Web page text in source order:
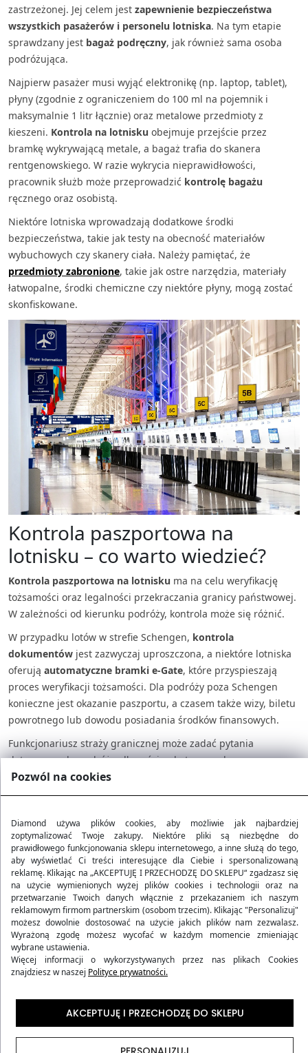
zastrzeżonej. Jej celem jest zapewnienie bezpieczeństwa
wszystkich pasażerów i personelu lotniska. Na tym etapie
sprawdzany jest bagaż podręczny, jak również sama osoba
podróżująca.
Najpierw pasażer musi wyjąć elektronikę (np. laptop, tablet),
płyny (zgodnie z ograniczeniem do 100 ml na pojemnik i
maksymalnie 1 litr łącznie) oraz metalowe przedmioty z
kieszeni. Kontrola na lotnisku obejmuje przejście przez
bramkę wykrywającą metale, a bagaż trafia do skanera
rentgenowskiego. W razie wykrycia nieprawidłowości,
pracownik służb może przeprowadzić kontrolę bagażu
ręcznego oraz osobistą.
Niektóre lotniska wprowadzają dodatkowe środki
bezpieczeństwa, takie jak testy na obecność materiałów
wybuchowych czy skanery ciała. Należy pamiętać, że
przedmioty zabronione, takie jak ostre narzędzia, materiały
łatwopalne, środki chemiczne czy niektóre płyny, mogą zostać
skonfiskowane.
Kontrola paszportowa na
lotnisku – co warto wiedzieć?
Kontrola paszportowa na lotnisku ma na celu weryfikację
tożsamości oraz legalności przekraczania granicy państwowej.
W zależności od kierunku podróży, kontrola może się różnić.
W przypadku lotów w strefie Schengen, kontrola
dokumentów jest zazwyczaj uproszczona, a niektóre lotniska
oferują automatyczne bramki e-Gate, które przyspieszają
proces weryfikacji tożsamości. Dla podróży poza Schengen
konieczne jest okazanie paszportu, a czasem także wizy, biletu
powrotnego lub dowodu posiadania środków finansowych.
Funkcjonariusz straży granicznej może zadać pytania
dotyczące celu podróży, długości pobytu czy adresu
zakwaterowania. W niektórych przypadkach możliwa jest także
dodatkowa weryfikacja dokumentów, zwłaszcza jeśli pojawią
Ciekawostka ze świata:
W Izraelu, na lotnisku Ben Guriona w Tel Awiwie,
obowiązują jedne znajbardziej rygorystycznych i
zaawansowanych procedur kontroli bezpieczeństwa na
świecie.Pasażerowie przechodzą nie tylko przez
klasyczne skanery, ale są także poddawani
dokładnych wywiadach z przeszkolonymi pracownikami
ochrony. Ciekawostką jest to, że system selekcji
głównie na obserwacji ludzkiego zachowania
Pozwól na cookies
Diamond używa plików cookies, aby możliwie jak najbardziej
zoptymalizować Twoje zakupy. Niektóre pliki są niezbędne do
prawidłowego funkcjonowania sklepu internetowego, a inne służą do tego,
aby wyświetlać Ci treści interesujące dla Ciebie i spersonalizowaną
reklamę. Klikając na „AKCEPTUJĘ I PRZECHODZĘ DO SKLEPU“ zgadzasz się
na użycie wymienionych wyżej plików cookies i technologii oraz na
przetwarzanie Twoich danych włącznie z przekazaniem ich naszym
reklamowym firmom partnerskim (osobom trzecim). Klikając "Personalizuj"
możesz dowolnie dostosować na użycie jakich plików nam zezwalasz.
Wyrażoną zgodę możesz wycofać w każdym momencie zmieniając
wybrane ustawienia.
Więcej informacji o wykorzystywanych przez nas plikach Cookies
znajdziesz w naszej Polityce prywatności.
AKCEPTUJĘ I PRZECHODZĘ DO SKLEPU